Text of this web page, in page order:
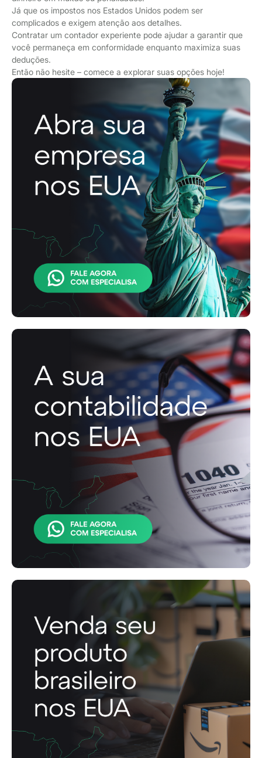
Já que os impostos nos Estados Unidos podem ser
complicados e exigem atenção aos detalhes.
Contratar um contador experiente pode ajudar a garantir que
você permaneça em conformidade enquanto maximiza suas
deduções.
Então não hesite – comece a explorar suas opções hoje!